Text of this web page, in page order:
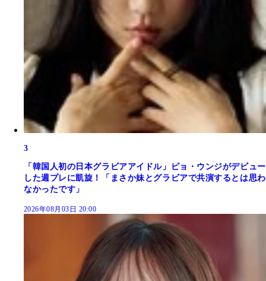
3
「韓国人初の日本グラビアアイドル」ピョ・ウンジがデビュー
した週プレに凱旋！「まさか妹とグラビアで共演するとは思わ
なかったです」
2026年08月03日 20:00